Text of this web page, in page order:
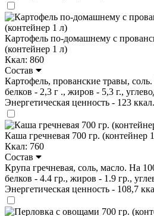
Картофель по-домашнему с
(контейнер 1 л)
Ккал: 860
Состав
Картофель, прованские травы,
белков - 2,3 г ., жиров - 5,3 г.,
Энергетическая ценность - 123 ккал.
Каша гречневая 700 гр. (контейнер
Ккал: 760
Состав
Крупа гречневая, соль, масло. На
белков - 4.4 гр., жиров - 1.9 гр.,
Энергетическая ценность - 108,7